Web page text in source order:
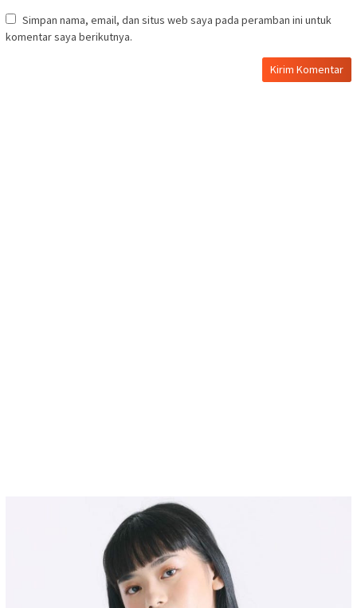
Simpan nama, email, dan situs web saya pada peramban ini untuk
komentar saya berikutnya.